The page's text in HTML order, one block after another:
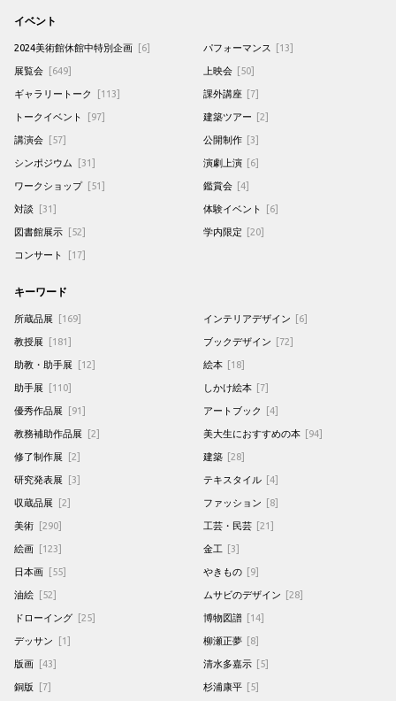
イベント
2024美術館休館中特別企画 [6]
展覧会 [649]
ギャラリートーク [113]
トークイベント [97]
講演会 [57]
シンポジウム [31]
ワークショップ [51]
対談 [31]
図書館展示 [52]
コンサート [17]
パフォーマンス [13]
上映会 [50]
課外講座 [7]
建築ツアー [2]
公開制作 [3]
演劇上演 [6]
鑑賞会 [4]
体験イベント [6]
学内限定 [20]
キーワード
所蔵品展 [169]
教授展 [181]
助教・助手展 [12]
助手展 [110]
優秀作品展 [91]
教務補助作品展 [2]
修了制作展 [2]
研究発表展 [3]
収蔵品展 [2]
美術 [290]
絵画 [123]
日本画 [55]
油絵 [52]
ドローイング [25]
デッサン [1]
版画 [43]
銅版 [7]
インテリアデザイン [6]
ブックデザイン [72]
絵本 [18]
しかけ絵本 [7]
アートブック [4]
美大生におすすめの本 [94]
建築 [28]
テキスタイル [4]
ファッション [8]
工芸・民芸 [21]
金工 [3]
やきもの [9]
ムサビのデザイン [28]
博物図譜 [14]
柳瀬正夢 [8]
清水多嘉示 [5]
杉浦康平 [5]